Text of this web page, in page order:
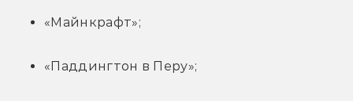
«Майнкрафт»;
«Паддингтон в Перу»;